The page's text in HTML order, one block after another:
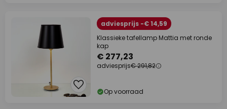
adviesprijs -€ 14,59
Klassieke tafellamp Mattia met ronde
kap
€ 277,23
adviesprijs€ 291,82
Op voorraad